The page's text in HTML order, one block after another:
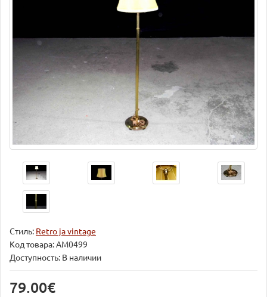
Стиль: Retro ja vintage
Код товара:AM0499
Доступность: В наличии
79.00€